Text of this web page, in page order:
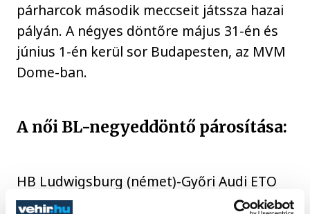
párharcok második meccseit játssza hazai
pályán. A négyes döntőre május 31-én és
június 1-én kerül sor Budapesten, az MVM
Dome-ban.
A női BL-negyeddöntő párosítása:
HB Ludwigsburg (német)-Győri Audi ETO
KC